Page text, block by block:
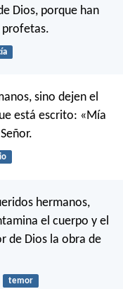
Dios, porque han
profetas.
sino dejen el
está escrito: «Mía
hermanos,
el cuerpo y el
de Dios la obra de
temor